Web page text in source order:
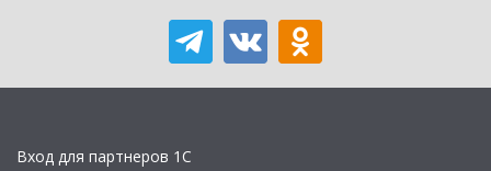
Вход для партнеров 1С